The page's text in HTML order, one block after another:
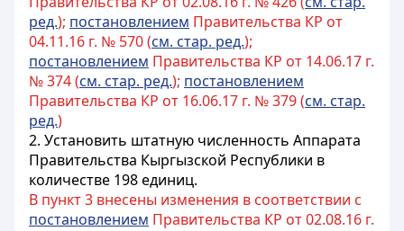
ред.); постановлением Правительства КР от
04.11.16 г. № 570 (см. стар. ред.);
постановлением Правительства КР от 14.06.17 г.
№ 374 (см. стар. ред.); постановлением
Правительства КР от 16.06.17 г. № 379 (см. стар.
ред.)
2. Установить штатную численность Аппарата
Правительства Кыргызской Республики в
количестве 198 единиц.
В пункт 3 внесены изменения в соответствии с
постановлением Правительства КР от 02.08.16 г.